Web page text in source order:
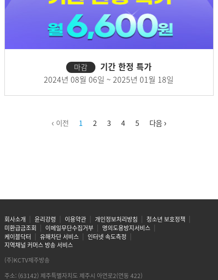
마감 기간 한정 특가
2024년 08월 06일 ~ 2025년 01월 18일
‹ 이전 1 2 3 4 5 다음 ›
회사소개 윤리강령 이용약관 개인정보처리방침
청소년 보호정책
미환급금조회
이메일무단수집거부
명의도용방지서비스
케이블닥터
유해차단 서비스
인터넷 속도측정
지역채널 커머스 방송 서비스
(주)KCTV제주방송
주소: (63142) 제주특별자치도 제주시 아연로2(연동 422)